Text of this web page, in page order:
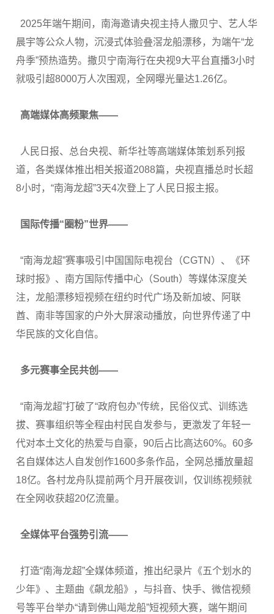
2025年端午期间，南海邀请央视主持人撒贝宁、艺人华
晨宇等公众人物，沉浸式体验叠滘龙船漂移，为端午“龙
舟季”预热造势。撒贝宁南海行在央视9大平台直播3小时
就吸引超8000万人次围观，全网曝光量达1.26亿。
高端媒体高频聚焦——
人民日报、总台央视、新华社等高端媒体策划系列报
道，各类媒体推出相关报道2088篇，央视直播总时长超
8小时，“南海龙超”3天4次登上了人民日报主报。
国际传播“圈粉”世界——
“南海龙超”赛事吸引中国国际电视台（CGTN）、《环
球时报》、南方国际传播中心（South）等媒体深度关
注，龙船漂移短视频在纽约时代广场及新加坡、阿联
酋、南非等国家的户外大屏滚动播放，向世界传递了中
华民族的文化自信。
多元赛事全民共创——
“南海龙超”打破了“政府包办”传统，民俗仪式、训练选
拔、赛事组织等全程由村民自发参与，更激发了年轻一
代对本土文化的热爱与自豪，90后占比高达60%。60多
名自媒体达人自发创作1600多条作品，全网总播放量超
18亿。各村龙舟队提前两个月开展夜训，仅训练视频就
在全网收获超20亿流量。
全媒体平台强势引流——
打造“南海龙超”全媒体频道，推出纪录片《五个划水的
少年》、主题曲《飙龙船》，与抖音、快手、微信视频
号等平台举办“请到佛山飚龙船”短视频大赛，端午期间